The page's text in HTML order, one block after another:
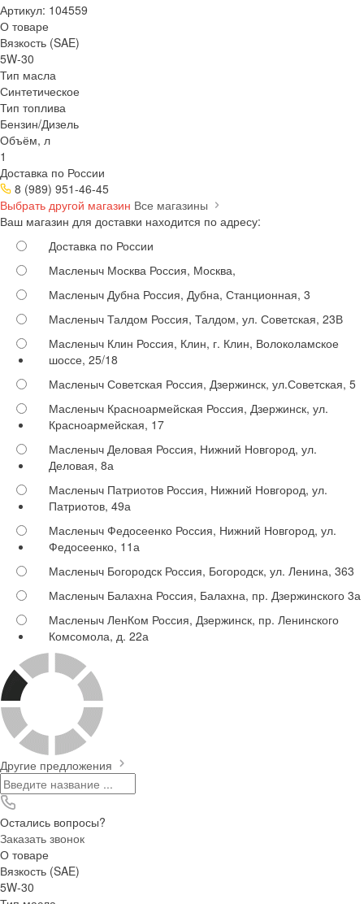
Артикул: 104559
О товаре
Вязкость (SAE)
5W-30
Тип масла
Синтетическое
Тип топлива
Бензин/Дизель
Объём, л
1
Доставка по России
8 (989) 951-46-45
Выбрать другой магазин Все магазины
Ваш магазин для доставки находится по адресу:
Доставка по России
Масленыч Москва Россия, Москва,
Масленыч Дубна Россия, Дубна, Станционная, 3
Масленыч Талдом Россия, Талдом, ул. Советская, 23В
Масленыч Клин Россия, Клин, г. Клин, Волоколамское
шоссе, 25/18
Масленыч Советская Россия, Дзержинск, ул.Советская, 5
Масленыч Красноармейская Россия, Дзержинск, ул.
Красноармейская, 17
Масленыч Деловая Россия, Нижний Новгород, ул.
Деловая, 8а
Масленыч Патриотов Россия, Нижний Новгород, ул.
Патриотов, 49а
Масленыч Федосеенко Россия, Нижний Новгород, ул.
Федосеенко, 11а
Масленыч Богородск Россия, Богородск, ул. Ленина, 363
Масленыч Балахна Россия, Балахна, пр. Дзержинского 3а
Масленыч ЛенКом Россия, Дзержинск, пр. Ленинского
Комсомола, д. 22а
Другие предложения
Остались вопросы?
Заказать звонок
О товаре
Вязкость (SAE)
5W-30